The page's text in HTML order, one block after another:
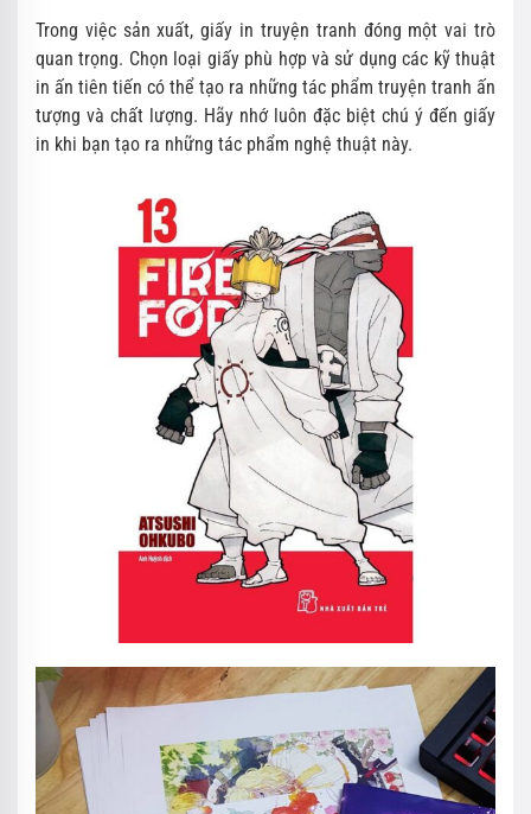
Trong việc sản xuất, giấy in truyện tranh đóng một vai trò
quan trọng. Chọn loại giấy phù hợp và sử dụng các kỹ thuật
in ấn tiên tiến có thể tạo ra những tác phẩm truyện tranh ấn
tượng và chất lượng. Hãy nhớ luôn đặc biệt chú ý đến giấy
in khi bạn tạo ra những tác phẩm nghệ thuật này.